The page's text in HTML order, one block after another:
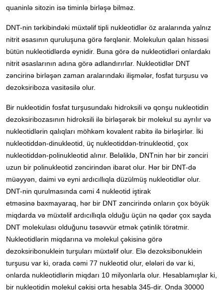
quaninlə sitozin isə timinlə birləşə bilməz.
DNT-nin tərkibindəki müxtəlif tipli nukleotidlər öz aralarında yalnız
nitrit əsasının quruluşuna görə fərqlənir. Molekulun qalan hissəsi
bütün nukleotidlərdə eynidir. Buna görə də nukleotidləri onlardakı
nitrit əsaslarının adına görə adlandırırlar. Nukleotidlər DNT
zəncirinə birləşən zaman aralarındakı ilişmələr, fosfat turşusu və
dezoksiriboza vasitəsilə olur.
Bir nukleotidin fosfat turşusundakı hidroksili və qonşu nukleotidin
dezoksiribozasının hidroksili ilə birləşərək bir molekul su ayrılır və
nukleotidlərin qalıqları möhkəm kovalent rabitə ilə birləşirlər. İki
nukleotiddən-dinukleotid, üç nukleotiddən-trinukleotid, çox
nukleotiddən-polinukleotid alınır. Beləliklə, DNTnin hər bir zənciri
uzun bir polinukleotid zəncirindən ibarət olur. Hər bir DNT-də
müəyyən, daimi və eyni ardıcıllıqla düzülmüş nukleotidlər olur.
DNT-nin qurulmasında cəmi 4 nukleotid iştirak
etməsinə baxmayaraq, hər bir DNT zəncirində onların çox böyük
miqdarda və müxtəlif ardıcıllıqla olduğu üçün nə qədər çox sayda
DNT molekulası olduğunu təsəvvür etmək çətinlik törətmir.
Nukleotidlərin miqdarına və molekul çəkisinə görə
dezoksiribonuklein turşuları müxtəlif olur. Elə dezoksibonuklein
turşusu var ki, orada cəmi 77 nukleotid olur, elələri də var ki,
onlarda nukleotidlərin miqdarı 10 milyonlarla olur. Hesablamışlar ki,
bir nukleotidin molekul çəkisi orta hesabla 345-dir. Onda 30000